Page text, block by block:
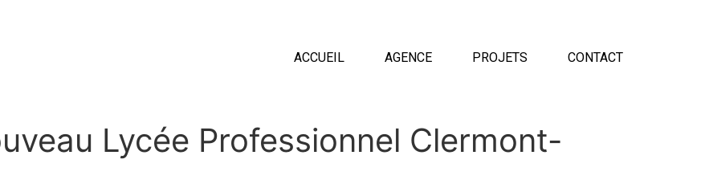
ACCUEIL AGENCE PROJETS CONTACT
Lycée Professionnel Clermont-